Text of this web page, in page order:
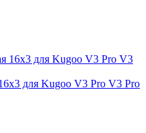
для Kugoo V3 Pro V3 Pro